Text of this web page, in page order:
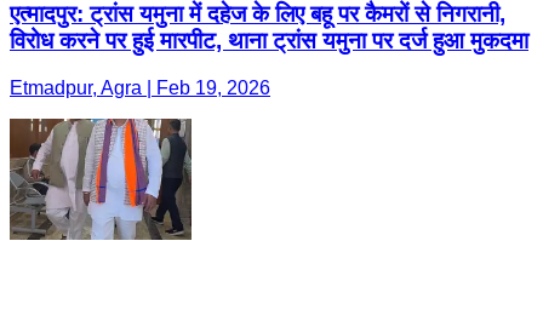
एत्मादपुर: ट्रांस यमुना में दहेज के लिए बहू पर कैमरों से निगरानी,
विरोध करने पर हुई मारपीट, थाना ट्रांस यमुना पर दर्ज हुआ मुकदमा
Etmadpur, Agra | Feb 19, 2026